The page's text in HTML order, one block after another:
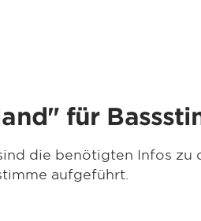
für
die benötigten Infos zu
aufgeführt.